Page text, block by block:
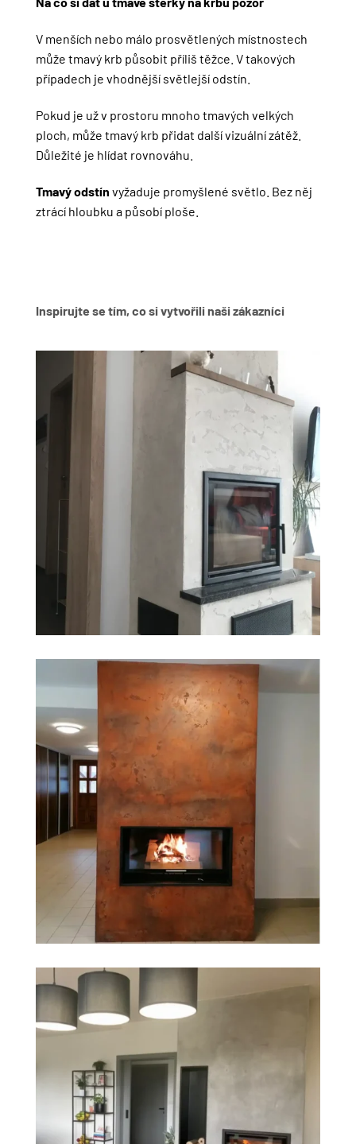
V menších nebo málo prosvětlených místnostech
může tmavý krb působit příliš těžce. V takových
případech je vhodnější světlejší odstín.
Pokud je už v prostoru mnoho tmavých velkých
ploch, může tmavý krb přidat další vizuální zátěž.
Důležité je hlídat rovnováhu.
Tmavý odstín vyžaduje promyšlené světlo. Bez něj
ztrácí hloubku a působí ploše.
Inspirujte se tím, co si vytvořili naši zákazníci